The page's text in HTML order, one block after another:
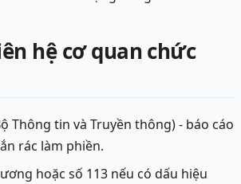
hệ cơ quan chức
Thông tin và Truyền thông) - báo cáo
rác làm phiền.
hoặc số 113 nếu có dấu hiệu